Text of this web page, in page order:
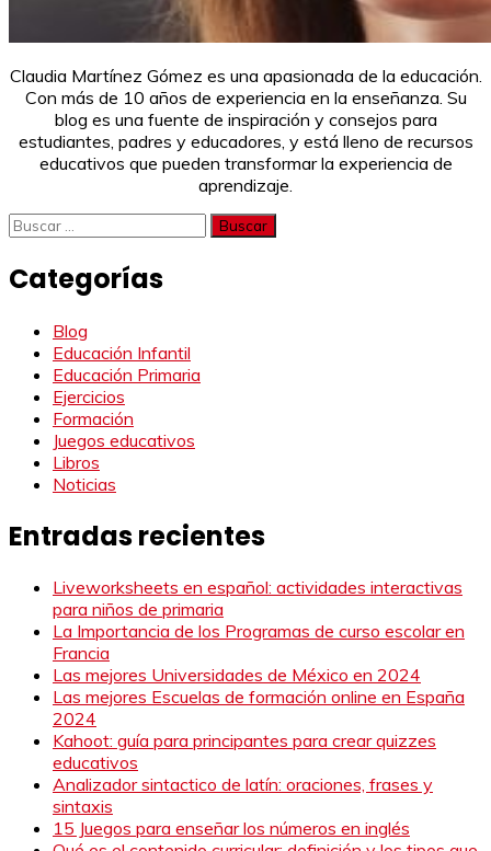
Claudia Martínez Gómez es una apasionada de la educación.
Con más de 10 años de experiencia en la enseñanza. Su
blog es una fuente de inspiración y consejos para
estudiantes, padres y educadores, y está lleno de recursos
educativos que pueden transformar la experiencia de
aprendizaje.
Buscar:
Categorías
Blog
Educación Infantil
Educación Primaria
Ejercicios
Formación
Juegos educativos
Libros
Noticias
Entradas recientes
Liveworksheets en español: actividades interactivas
para niños de primaria
La Importancia de los Programas de curso escolar en
Francia
Las mejores Universidades de México en 2024
Las mejores Escuelas de formación online en España
2024
Kahoot: guía para principantes para crear quizzes
educativos
Analizador sintactico de latín: oraciones, frases y
sintaxis
15 Juegos para enseñar los números en inglés